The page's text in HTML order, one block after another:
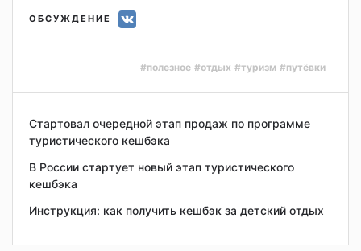
ОБСУЖДЕНИЕ
#полезное #отдых #туризм #путёвки
Стартовал очередной этап продаж по программе
туристического кешбэка
В России стартует новый этап туристического
кешбэка
Инструкция: как получить кешбэк за детский отдых